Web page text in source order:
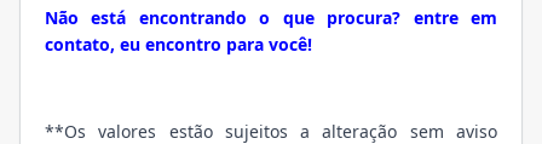
Não está encontrando o que procura? entre em
contato, eu encontro para você!
**Os valores estão sujeitos a alteração sem aviso